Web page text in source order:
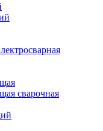
сварочная